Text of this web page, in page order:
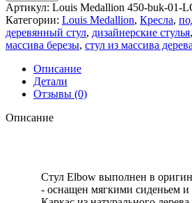
Артикул: Louis Medallion 450-buk-01-
Категории: Louis Medallion, Кресла,
деревянный стул, дизайнерские стулья,
массива березы, стул из массива дерева
Описание
Детали
Отзывы (0)
Описание
Cтул Elbow выполнен в
- оснащен мягкими сиденьем и